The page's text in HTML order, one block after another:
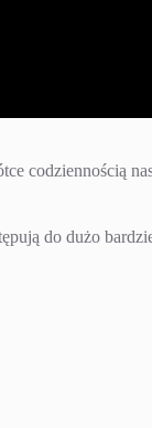
codziennością
do dużo